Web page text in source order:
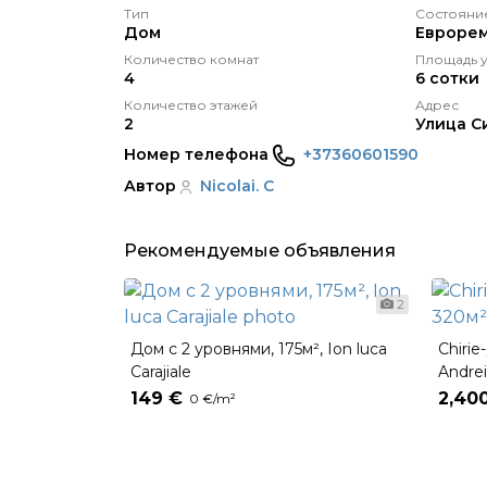
Тип
Дом
Количество комнат
4
Площадь
6 сотки
Количество этажей
2
Адрес
Улица
Номер телефона
+37360601590
Автор
Nicolai. C
Рекомендуемые объявления
2
Дом с 2 уровнями, 175м², Ion luca
Carajiale
149 € 0 €/m²